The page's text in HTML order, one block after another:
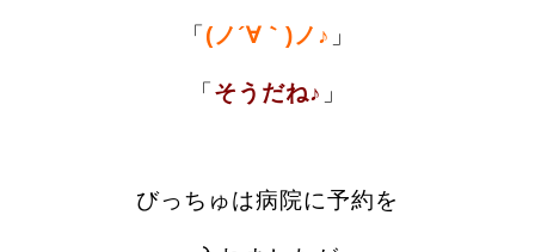
「 (ノ´∀｀)ノ♪ 」
「 そうだね♪ 」
びっちゅは病院に予約を